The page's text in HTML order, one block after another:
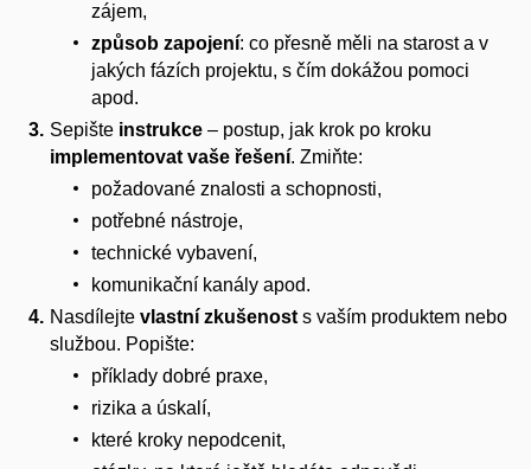
zájem,
způsob zapojení: co přesně měli na starost a v
jakých fázích projektu, s čím dokážou pomoci
apod.
Sepište instrukce– postup, jak krok po kroku
implementovat vaše řešení. Zmiňte:
požadované znalosti a schopnosti,
potřebné nástroje,
technické vybavení,
komunikační kanály apod.
Nasdílejte vlastní zkušenosts vaším produktem nebo
službou. Popište:
příklady dobré praxe,
rizika a úskalí,
které kroky nepodcenit,